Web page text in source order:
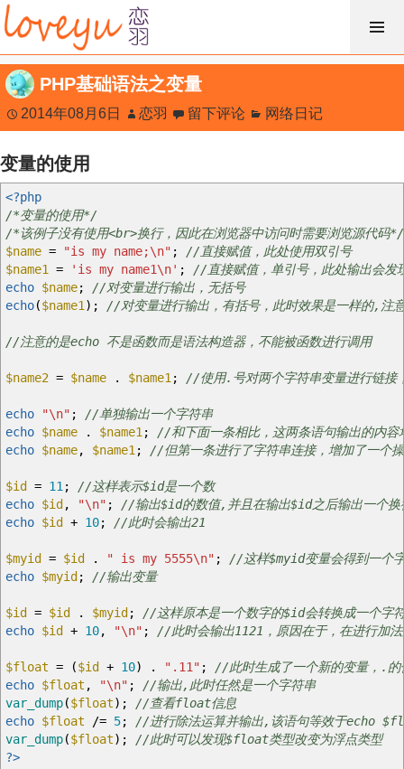
跳
过
内
容
PHP基础语法之变量
2014年08月6日 恋羽 留下评论 网络日记
变量的使用
<?php
/*变量的使用*/
/*该例子没有使用<br>换行，因此在浏览器中访问时需要浏览源代码*/
$name = "is my name;\n" ;
//直接赋值，此处使用双引号
$name1
= 'is my name1\n' ;
//直接赋值，单引号，此处输出会
echo $name;
//对变量进行输出，无括号
echo($name1 ) ; //对变量进行输出，有括号，此时效果是一样的,注
//注意的是echo 不是函数而是语法构造器，不能被函数进行调用
$name2 = $name . $name1 ; //使用.号对两个字符串变量进行链
echo "\n" ;
//单独输出一个字符串
echo $name . $name1 ;
//和下面一条相比，这两条语句输出的内容
echo $name, $name1 ; //但第一条进行了字符串连接，增加了一个
$id = 11 ;
//这样表示$id是一个数
echo $id , "\n" ;
//输出$id的数值,并且在输出$id之后输出一个换
echo $id + 10; //此时会输出21
$myid = $id . " is my 5555\n" ;
//这样$myid变量会得到一个
echo $myid ; //输出变量
$id = $id . $myid ;
//这样原本是一个数字的$id会转换成一个字
echo $id + 10, "\n" ; //此时会输出1121，原因在于，在进行加
$float = ($id + 10) . ".11" ;
//此时生成了一个新的变量，.的
echo $float , "\n" ;
//输出,此时任然是一个字符串
var_dump($float) ;
//查看float信息
echo $float /= 5;
//进行除法运算并输出,该语句等效于
var_dump($float) ;
//此时可以发现$float类型改变为浮点类型
?>